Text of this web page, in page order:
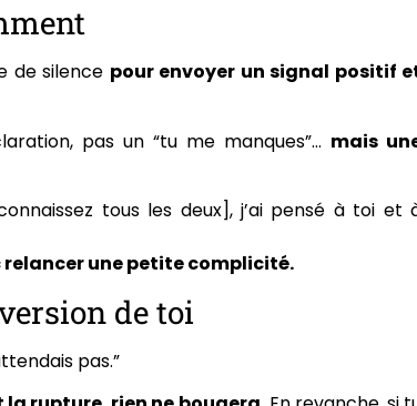
de silence pour envoyer un signal positif
pas un “tu me manques”… mais
tous les deux], j’ai pensé à toi et
relancer une petite complicité.
de toi
pas.”